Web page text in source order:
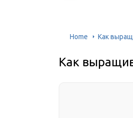
Home Как
Как